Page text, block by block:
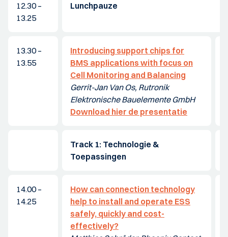
12.30 –
13.25
Lunchpauze
13.30 –
13.55
Introducing support chips for
BMS applications with focus on
Cell Monitoring and Balancing
Gerrit-Jan Van Os, Rutronik
Elektronische Bauelemente GmbH
Download hier de presentatie
Track 1: Technologie &
Toepassingen
14.00 –
14.25
How can connection technology
help to install and operate ESS
safely, quickly and cost-
effectively?